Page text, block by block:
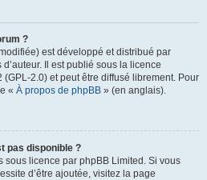
?
est développé et distribué par
d’auteur. Il est publié sous la licence
2.0) et peut être diffusé librement. Pour
« À propos de phpBB » (en anglais).
pas disponible ?
sous licence par phpBB Limited. Si vous
d’être ajoutée, visitez la page